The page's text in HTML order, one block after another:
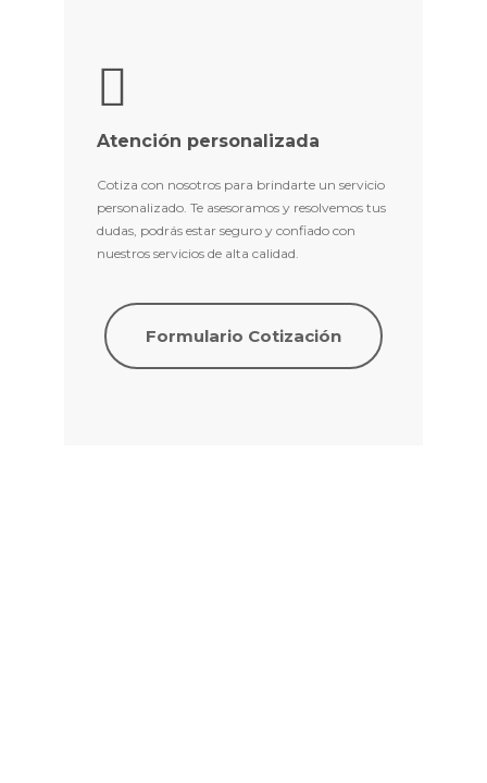
Atención personalizada
Cotiza con nosotros para brindarte un servicio
personalizado. Te asesoramos y resolvemos tus
dudas, podrás estar seguro y confiado con
nuestros servicios de alta calidad.
Formulario Cotización